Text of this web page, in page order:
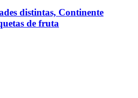
distintas, Continente
de fruta